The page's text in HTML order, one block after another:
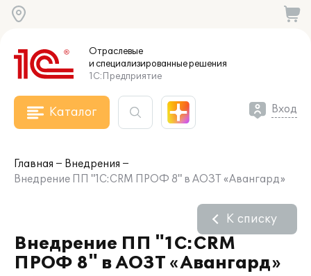
Отраслевые
и специализированныерешения
1С:Предприятие
Каталог Вход
Главная
Внедрения
Внедрение ПП "1С:CRM ПРОФ 8" в АОЗТ «Авангард»
Внедрение ПП "1С:CRM
ПРОФ 8" в АОЗТ «Авангард»
К списку